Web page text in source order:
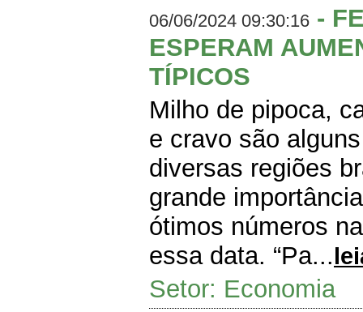
06/06/2024 09:30:16 -
ESPERAM
TÍPICOS
Milho de pipoca,
e cravo são
diversas regiões
grande
ótimos números
essa data. “Pa...
Setor: Economia